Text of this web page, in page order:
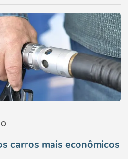
carros mais econômicos